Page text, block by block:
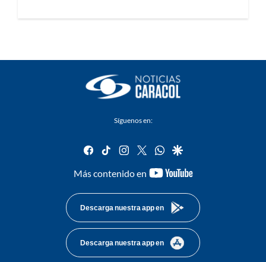
Síguenos en:
facebook
tiktok instagram
twitterwhatsapp
google
Más contenido en
youtube-
Descarga nuestra app en
Descarga nuestra app en